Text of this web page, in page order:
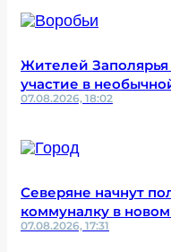
Жителей
участие в
07.08.2026, 18:02
Северяне начнут
коммуналку в
07.08.2026, 17:31